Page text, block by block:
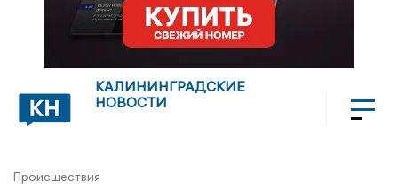
КАЛИНИНГРАДСКИЕ
НОВОСТИ
Происшествия